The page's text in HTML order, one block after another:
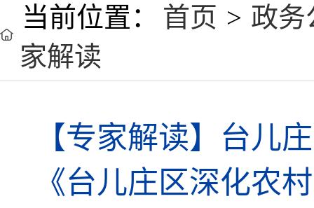
当前位置： 首页 > 政务
家解读
【专家解读】台儿
《台儿庄区深化农